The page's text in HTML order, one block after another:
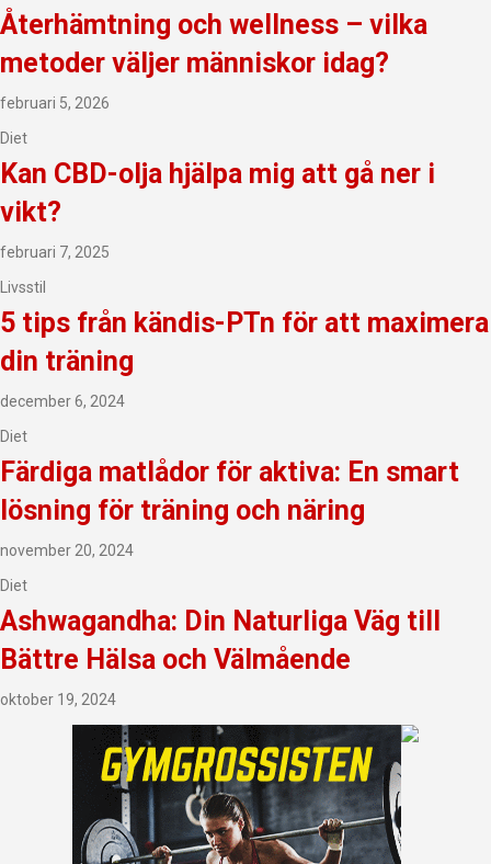
Återhämtning och wellness – vilka
metoder väljer människor idag?
februari 5, 2026
Diet
Kan CBD-olja hjälpa mig att gå ner i
vikt?
februari 7, 2025
Livsstil
5 tips från kändis-PTn för att maximera
din träning
december 6, 2024
Diet
Färdiga matlådor för aktiva: En smart
lösning för träning och näring
november 20, 2024
Diet
Ashwagandha: Din Naturliga Väg till
Bättre Hälsa och Välmående
oktober 19, 2024